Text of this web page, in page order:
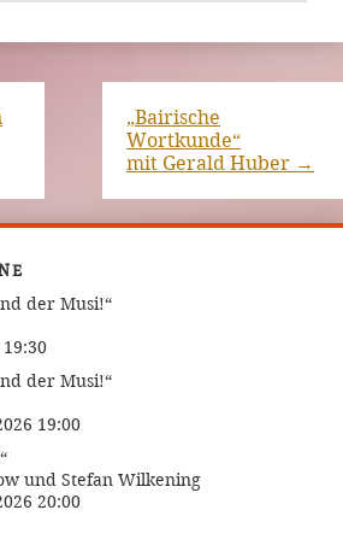
„Bairische
Wortkunde“
mit Gerald Huber →
der Musi!“
der Musi!“
19:00
und Stefan Wilkening
20:00